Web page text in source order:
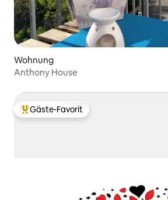
Wohnung
Anthony House
Beliebter Gäste-Favorit.
Gäste-Favorit